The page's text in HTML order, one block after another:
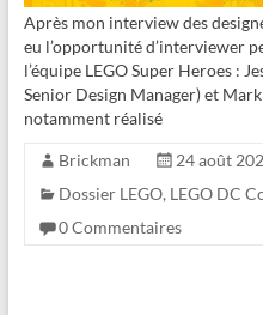
Après mon interview des
eu l’opportunité d’interviewer
l’équipe LEGO Super Heroes :
Senior Design Manager) et
notamment réalisé
Brickman
24 août
Dossier LEGO, LEGO DC
0 Commentaires